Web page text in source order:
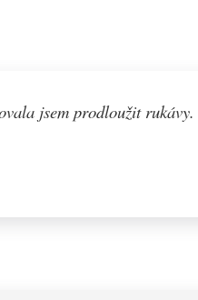
jsem prodloužit rukávy.